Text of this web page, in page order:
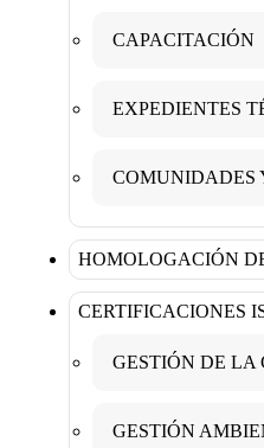
CAPACITACIÓN
EXPEDIENTES
COMUNIDADES
HOMOLOGACIÓN
CERTIFICACIONES
GESTIÓN DE LA
GESTIÓN